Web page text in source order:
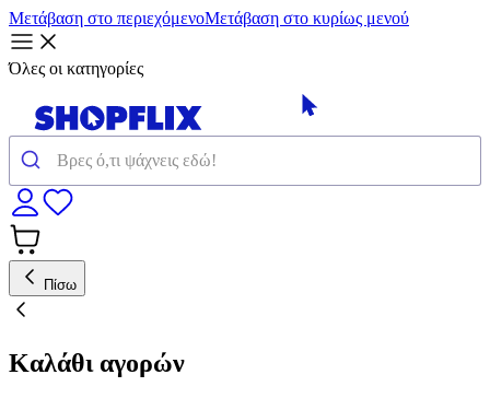
Μετάβαση στο περιεχόμενοΜετάβαση στο κυρίως μενού
Όλες οι κατηγορίες
Πίσω
Καλάθι αγορών